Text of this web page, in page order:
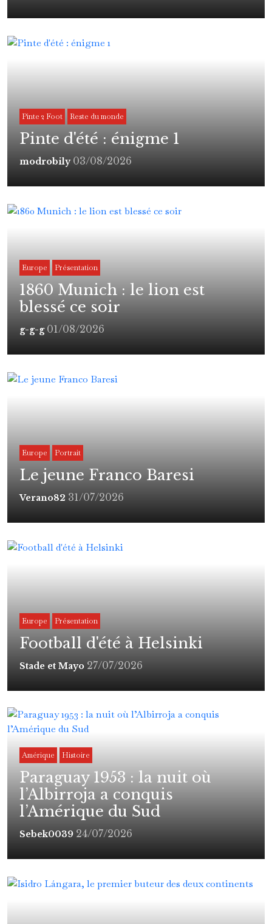
Pinte 2 Foot Reste du monde
Pinte d'été : énigme 1
modrobily 03/08/2026
Europe Présentation
1860 Munich : le lion est
blessé ce soir
g-g-g 01/08/2026
Europe Portrait
Le jeune Franco Baresi
Verano82 31/07/2026
Europe Présentation
Football d'été à Helsinki
Stade et Mayo 27/07/2026
Amérique Histoire
Paraguay 1953 : la nuit où
l’Albirroja a conquis
l’Amérique du Sud
Sebek0039 24/07/2026